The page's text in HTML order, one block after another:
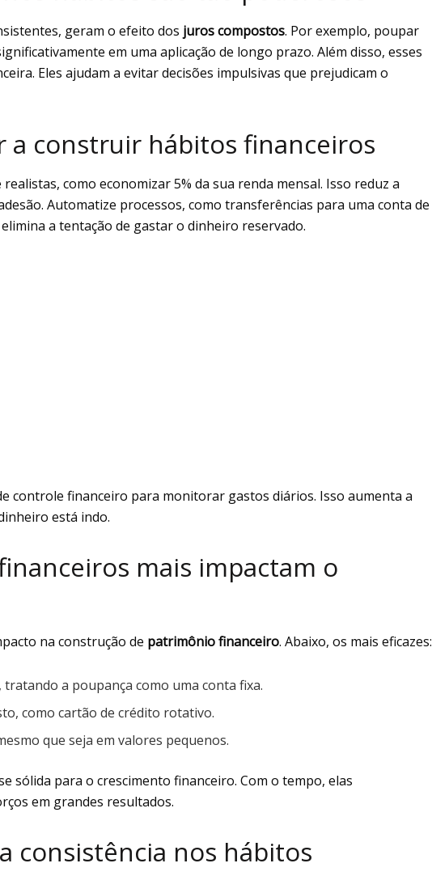
geram o efeito dos juros compostos. Por exemplo, poupar
em uma aplicação de longo prazo. Além disso, esses
Eles ajudam a evitar decisões impulsivas que prejudicam o
a construir hábitos financeiros
como economizar 5% da sua renda mensal. Isso reduz a
Automatize processos, como transferências para uma conta de
a tentação de gastar o dinheiro reservado.
controle financeiro para monitorar gastos diários. Isso aumenta a
está indo.
mais impactam o
na construção de patrimônio financeiro. Abaixo, os mais eficazes:
a poupança como uma conta fixa.
como cartão de crédito rotativo.
que seja em valores pequenos.
sólida para o crescimento financeiro. Com o tempo, elas
em grandes resultados.
consistência nos hábitos